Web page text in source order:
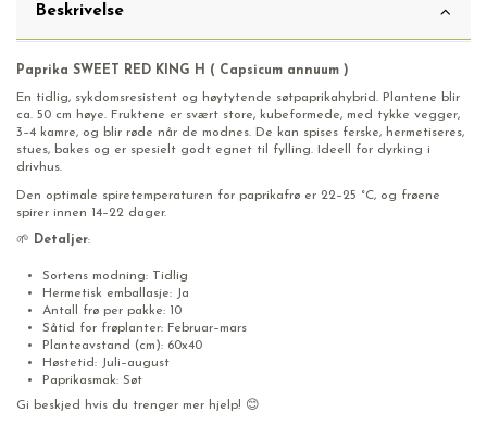
Beskrivelse
Paprika SWEET RED KING H ( Capsicum annuum )
En tidlig, sykdomsresistent og høytytende søtpaprikahybrid. Plantene blir
ca. 50 cm høye. Fruktene er svært store, kubeformede, med tykke vegger,
3–4 kamre, og blir røde når de modnes. De kan spises ferske, hermetiseres,
stues, bakes og er spesielt godt egnet til fylling. Ideell for dyrking i
drivhus.
Den optimale spiretemperaturen for paprikafrø er 22–25 °C, og frøene
spirer innen 14–22 dager.
🌱 Detaljer:
Sortens modning: Tidlig
Hermetisk emballasje: Ja
Antall frø per pakke: 10
Såtid for frøplanter: Februar–mars
Planteavstand (cm): 60x40
Høstetid: Juli–august
Paprikasmak: Søt
Gi beskjed hvis du trenger mer hjelp! 😊